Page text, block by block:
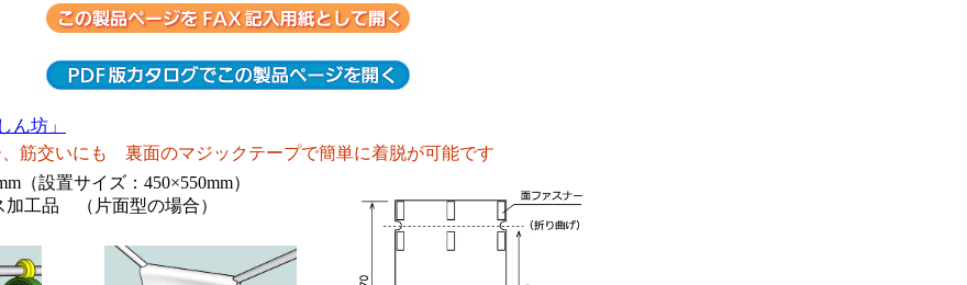
ん坊」
筋交いにも 裏面のマジックテープで簡単に着脱が可能です
（設置サイズ：450×550mm）
加工品 （片面型の場合）